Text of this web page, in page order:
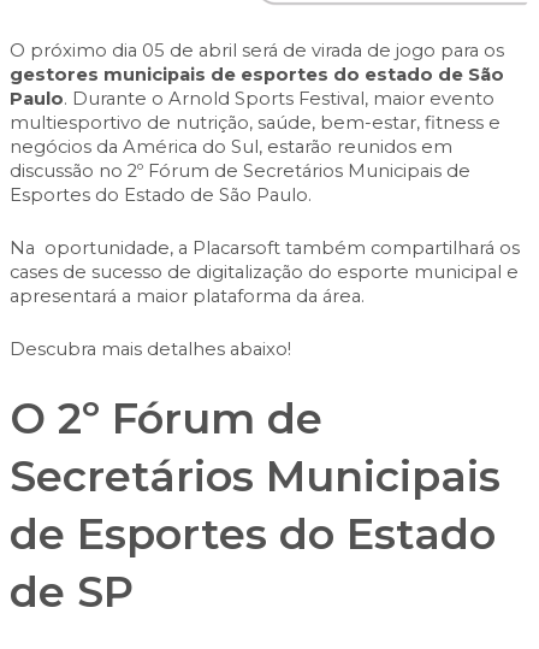
O próximo dia 05 de abril será de virada de jogo para os
gestores municipais de esportes do estado de São
Paulo. Durante o Arnold Sports Festival, maior evento
multiesportivo de nutrição, saúde, bem-estar, fitness e
negócios da América do Sul, estarão reunidos em
discussão no 2º Fórum de Secretários Municipais de
Esportes do Estado de São Paulo.
Na oportunidade, a Placarsoft também compartilhará os
cases de sucesso de digitalização do esporte municipal e
apresentará a maior plataforma da área.
Descubra mais detalhes abaixo!
O 2º Fórum de
Secretários Municipais
de Esportes do Estado
de SP